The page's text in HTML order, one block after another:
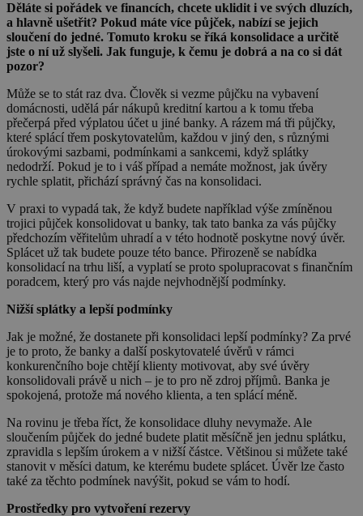
Děláte si pořádek ve financích, chcete uklidit i ve svých dluzích,
a hlavně ušetřit? Pokud máte více půjček, nabízí se jejich
sloučení do jedné. Tomuto kroku se říká konsolidace a určitě
jste o ní už slyšeli. Jak funguje, k čemu je dobrá a na co si dát
pozor?
Může se to stát raz dva. Člověk si vezme půjčku na vybavení
domácnosti, udělá pár nákupů kreditní kartou a k tomu třeba
přečerpá před výplatou účet u jiné banky. A rázem má tři půjčky,
které splácí třem poskytovatelům, každou v jiný den, s různými
úrokovými sazbami, podmínkami a sankcemi, když splátky
nedodrží. Pokud je to i váš případ a nemáte možnost, jak úvěry
rychle splatit, přichází správný čas na konsolidaci.
V praxi to vypadá tak, že když budete například výše zmíněnou
trojici půjček konsolidovat u banky, tak tato banka za vás půjčky
předchozím věřitelům uhradí a v této hodnotě poskytne nový úvěr.
Splácet už tak budete pouze této bance. Přirozeně se nabídka
konsolidací na trhu liší, a vyplatí se proto spolupracovat s finančním
poradcem, který pro vás najde nejvhodnější podmínky.
Nižší splátky a lepší podmínky
Jak je možné, že dostanete při konsolidaci lepší podmínky? Za prvé
je to proto, že banky a další poskytovatelé úvěrů v rámci
konkurenčního boje chtějí klienty motivovat, aby své úvěry
konsolidovali právě u nich – je to pro ně zdroj příjmů. Banka je
spokojená, protože má nového klienta, a ten splácí méně.
Na rovinu je třeba říct, že konsolidace dluhy nevymaže. Ale
sloučením půjček do jedné budete platit měsíčně jen jednu splátku,
zpravidla s lepším úrokem a v nižší částce. Většinou si můžete také
stanovit v měsíci datum, ke kterému budete splácet. Úvěr lze často
také za těchto podmínek navýšit, pokud se vám to hodí.
Prostředky pro vytvoření rezervy